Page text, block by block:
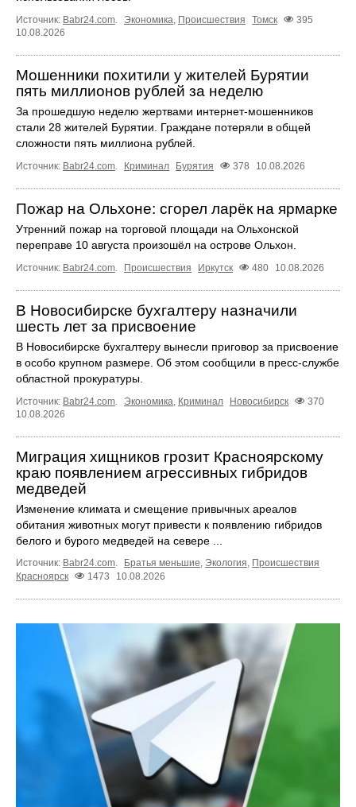
Источник: Babr24.com. Экономика, Происшествия Томск
395
10.08.2026
Мошенники похитили у жителей Бурятии
пять миллионов рублей за неделю
За прошедшую неделю жертвами интернет-мошенников
стали 28 жителей Бурятии. Граждане потеряли в общей
сложности пять миллиона рублей.
Источник: Babr24.com. Криминал Бурятия 378 10.08.2026
Пожар на Ольхоне: сгорел ларёк на ярмарке
Утренний пожар на торговой площади на Ольхонской
переправе 10 августа произошёл на острове Ольхон.
Источник: Babr24.com. Происшествия Иркутск 480 10.08.2026
В Новосибирске бухгалтеру назначили
шесть лет за присвоение
В Новосибирске бухгалтеру вынесли приговор за присвоение
в особо крупном размере. Об этом сообщили в пресс-службе
областной прокуратуры.
Источник: Babr24.com. Экономика, Криминал Новосибирск
370
10.08.2026
Миграция хищников грозит Красноярскому
краю появлением агрессивных гибридов
медведей
Изменение климата и смещение привычных ареалов
обитания животных могут привести к появлению гибридов
белого и бурого медведей на севере ...
Источник: Babr24.com. Братья меньшие, Экология, Происшествия
Красноярск
1473 10.08.2026